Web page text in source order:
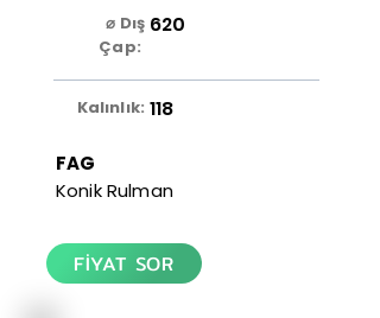
⌀ Dış
Çap:
620
Kalınlık: 118
FAG
Konik Rulman
FİYAT SOR